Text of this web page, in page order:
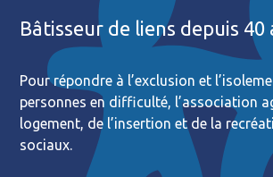
Bâtisseur de liens depuis 40
Pour répondre à l’exclusion et
personnes en difficulté, l’association
logement, de l’insertion et de la
sociaux.